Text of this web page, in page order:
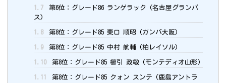
1.7
第6位：グレード86 ランゲラック (名古屋グランパ
ス)
1.8 第8位：グレード85 東口 順昭 (ガンバ大阪)
1.9 第8位：グレード85 中村 航輔 (柏レイソル)
1.10 第8位：グレード85 櫛引 政敏 (モンテディオ山形)
1.11
第8位：グレード85 クォン スンテ (鹿島アントラ